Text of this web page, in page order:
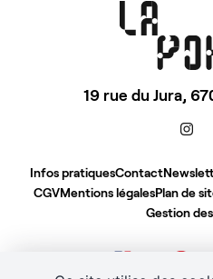
19 rue du Jura,
Infos pratiquesContact
CGVMentions légalesPlan de
Gestion